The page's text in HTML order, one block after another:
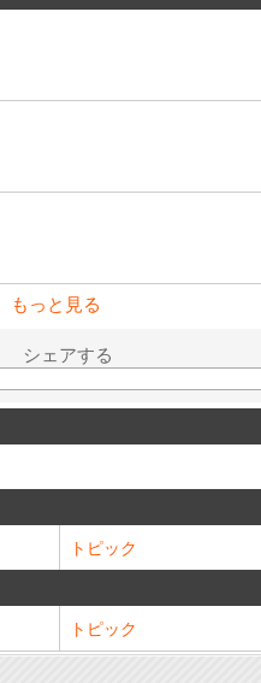
もっと見る
シェアする
トピック
トピック